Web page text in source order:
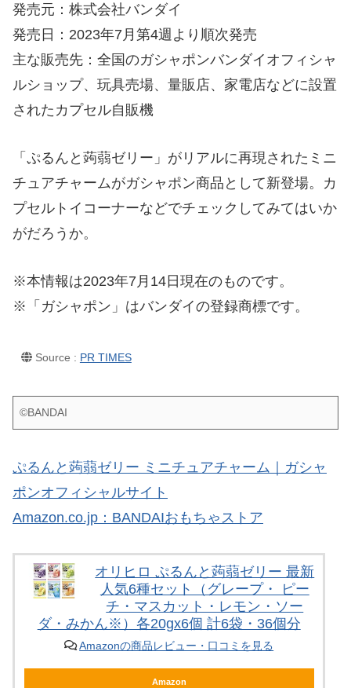
発売元：株式会社バンダイ
発売日：2023年7月第4週より順次発売
主な販売先：全国のガシャポンバンダイオフィシャ
ルショップ、玩具売場、量販店、家電店などに設置
されたカプセル自販機
「ぷるんと蒟蒻ゼリー」がリアルに再現されたミニ
チュアチャームがガシャポン商品として新登場。カ
プセルトイコーナーなどでチェックしてみてはいか
がだろうか。
※本情報は2023年7月14日現在のものです。
※「ガシャポン」はバンダイの登録商標です。
Source : PR TIMES
©BANDAI
ぷるんと蒟蒻ゼリー ミニチュアチャーム｜ガシャ
ポンオフィシャルサイト
Amazon.co.jp：BANDAIおもちゃストア
オリヒロ ぷるんと蒟蒻ゼリー 最新
人気6種セット（グレープ・ ピー
チ・マスカット・レモン・ソー
ダ・みかん※）各20gx6個 計6袋・36個分
Amazonの商品レビュー・口コミを見る
Amazon